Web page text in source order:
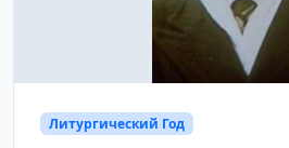
Литургический Год